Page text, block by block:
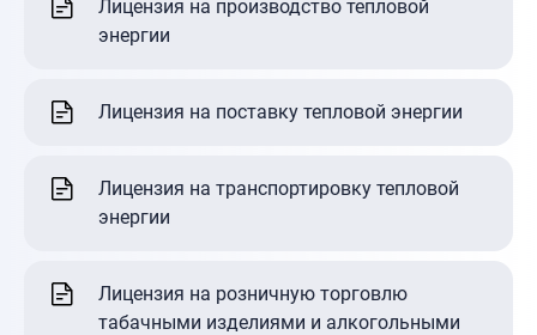
Лицензия на производство тепловой
энергии
Лицензия на поставку тепловой энергии
Лицензия на транспортировку тепловой
энергии
Лицензия на розничную торговлю
табачными изделиями и алкогольными